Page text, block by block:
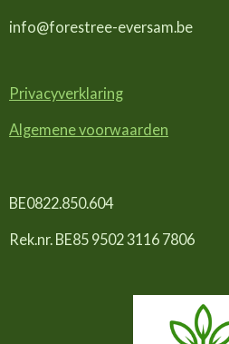
info@forestree-eversam.be
Privacyverklaring
Algemene voorwaarden
BE0822.850.604
Rek.nr. BE85 9502 3116 7806